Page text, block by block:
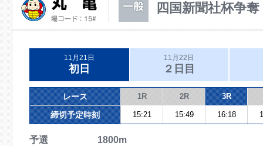
四国新聞社杯争
11月21日
初日
11月22日
２日目
レース 1R 2R 3R
締切予定時刻 15:21 15:49 16:18
予選 1800m